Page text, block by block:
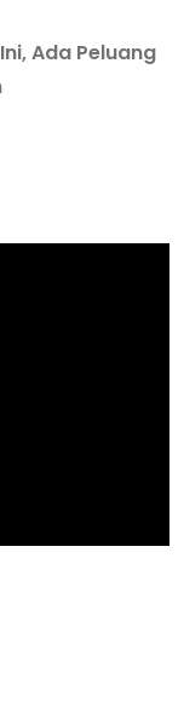
Ada Peluang